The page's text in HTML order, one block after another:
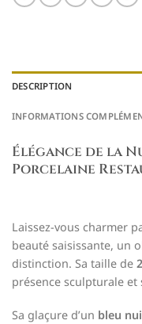
DESCRIPTION
INFORMATIONS
Élégance de la
Porcelaine
Laissez-vous charmer
beauté saisissante, un
distinction. Sa taille de
présence sculpturale et
Sa glaçure d’un bleu